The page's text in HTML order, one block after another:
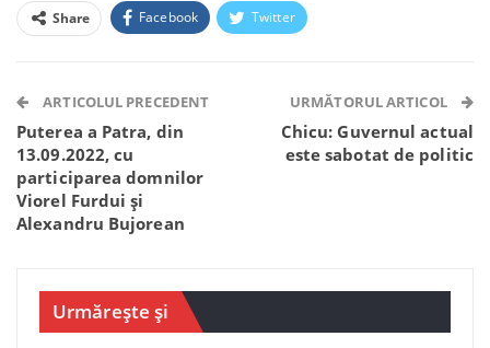
Share Facebook Twitter
Telegram WhatsApp Viber
ARTICOLUL PRECEDENT
Puterea a Patra, din
13.09.2022, cu
participarea domnilor
Viorel Furdui și
Alexandru Bujorean
URMĂTORUL ARTICOL
Chicu: Guvernul actual
este sabotat de politic
Urmărește și